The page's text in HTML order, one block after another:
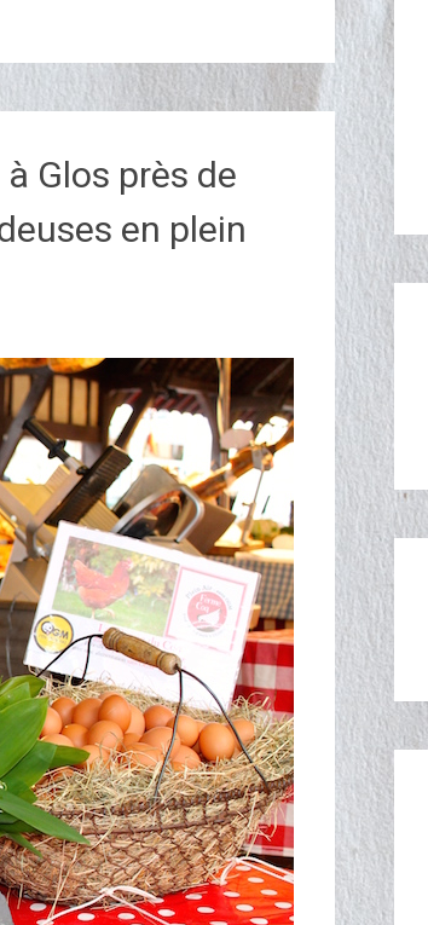
Glos près de
en plein